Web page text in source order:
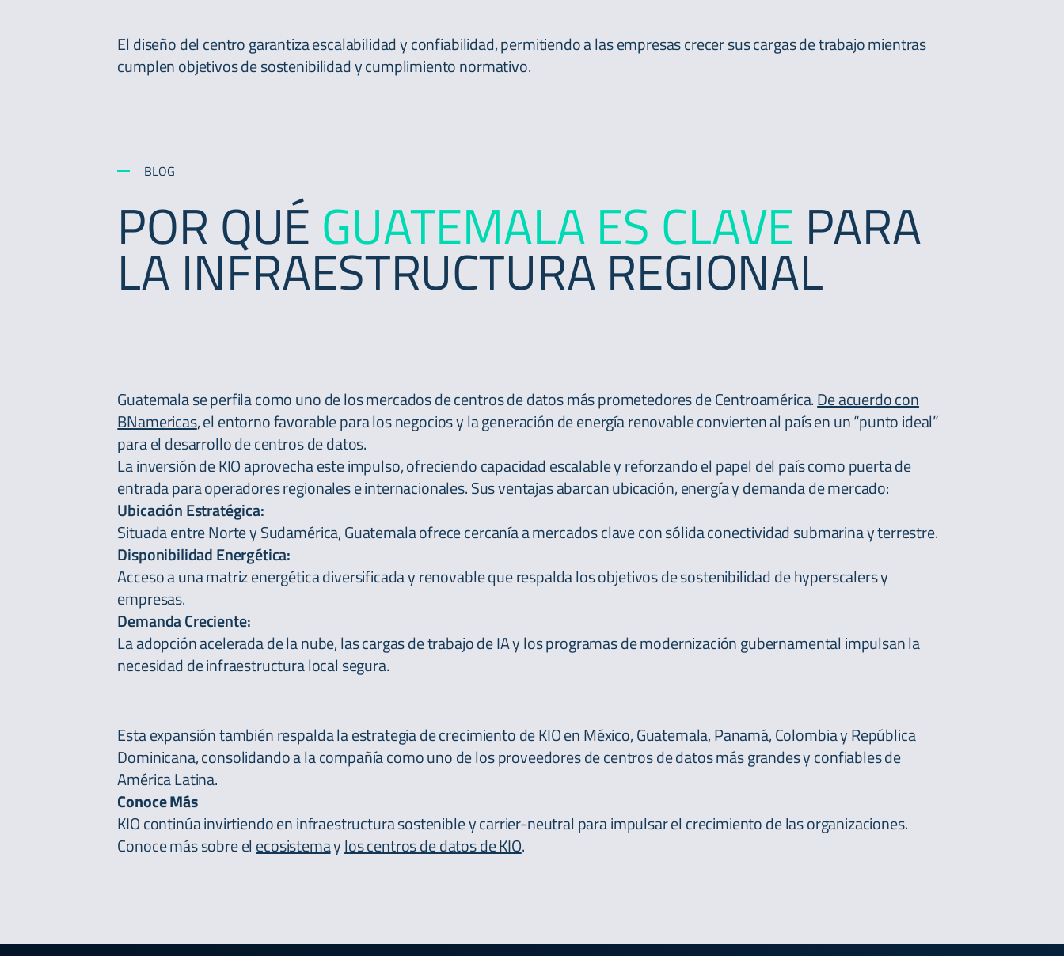
El diseño del centro garantiza escalabilidad y confiabilidad, permitiendo a las empresas crecer sus cargas de trabajo mientras
cumplen objetivos de sostenibilidad y cumplimiento normativo.
BLOG
POR QUÉ GUATEMALA ES CLAVE PARA
LA INFRAESTRUCTURA REGIONAL
Guatemala se perfila como uno de los mercados de centros de datos más prometedores de Centroamérica.De acuerdo con
BNamericas, el entorno favorable para los negocios y la generación de energía renovable convierten al país en un “punto ideal”
para el desarrollo de centros de datos.
La inversión de KIO aprovecha este impulso, ofreciendo capacidad escalable y reforzando el papel del país como puerta de
entrada para operadores regionales e internacionales. Sus ventajas abarcan ubicación, energía y demanda de mercado:
Ubicación Estratégica:
Situada entre Norte y Sudamérica, Guatemala ofrece cercanía a mercados clave con sólida conectividad submarina y terrestre.
Disponibilidad Energética:
Acceso a una matriz energética diversificada y renovable que respalda los objetivos de sostenibilidad de hyperscalers y
empresas.
Demanda Creciente:
La adopción acelerada de la nube, las cargas de trabajo de IA y los programas de modernización gubernamental impulsan la
necesidad de infraestructura local segura.
Esta expansión también respalda la estrategia de crecimiento de KIO en México, Guatemala, Panamá, Colombia y República
Dominicana, consolidando a la compañía como uno de los proveedores de centros de datos más grandes y confiables de
América Latina.
Conoce Más
KIO continúa invirtiendo en infraestructura sostenible y carrier-neutral para impulsar el crecimiento de las organizaciones.
Conoce más sobre el ecosistemaylos centros de datos de KIO.